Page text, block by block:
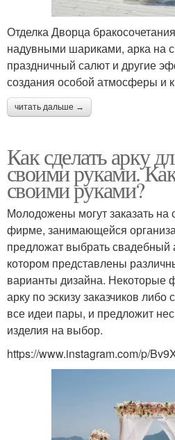
Отделка Дворца
надувными шариками, арка на
праздничный салют и другие
создания особой атмосферы и
читать дальше →
Как сделать арку
своими руками.
своими руками?
Молодожены могут заказать на
фирме, занимающейся
предложат выбрать свадебный
котором представлены
варианты дизайна. Некоторые
арку по эскизу заказчиков
все идеи пары, и предложит
изделия на выбор.
https://www.instagram.com/p/